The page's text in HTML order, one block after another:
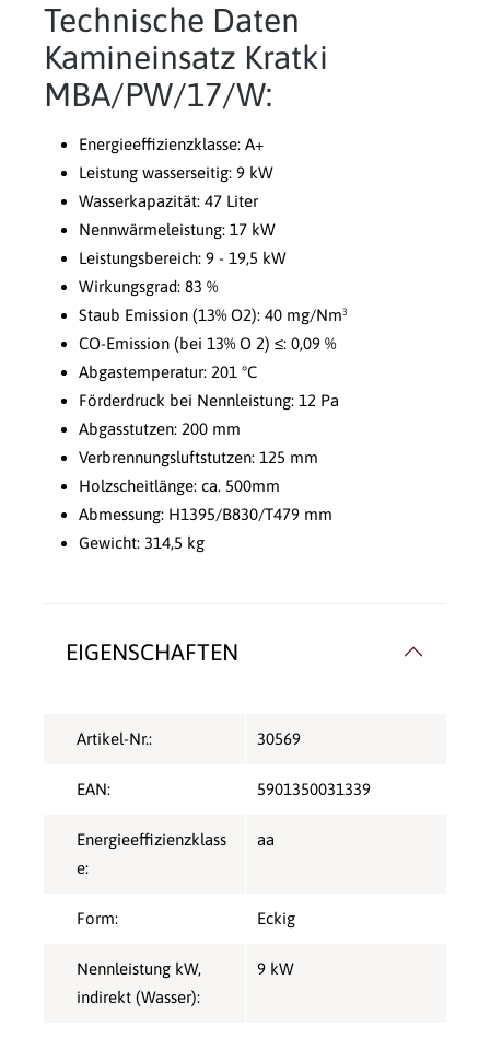
Technische Daten
Kamineinsatz Kratki
MBA/PW/17/W:
Energieeffizienzklasse: A+
Leistung wasserseitig: 9 kW
Wasserkapazität: 47 Liter
Nennwärmeleistung: 17 kW
Leistungsbereich: 9 - 19,5 kW
Wirkungsgrad: 83 %
Staub Emission (13% O2): 40 mg/Nm³
CO-Emission (bei 13% O 2) ≤: 0,09 %
Abgastemperatur: 201 °C
Förderdruck bei Nennleistung: 12 Pa
Abgasstutzen: 200 mm
Verbrennungsluftstutzen: 125 mm
Holzscheitlänge: ca. 500mm
Abmessung: H1395/B830/T479 mm
Gewicht: 314,5 kg
EIGENSCHAFTEN
Artikel-Nr.: 30569
EAN: 5901350031339
Energieeffizienzklass
e:
aa
Form: Eckig
Nennleistung kW,
indirekt (Wasser):
9 kW